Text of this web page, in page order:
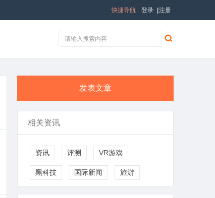
登录 注册
快捷导航
发表文章
相关资讯
资讯 评测 VR游戏
黑科技 国际新闻 旅游